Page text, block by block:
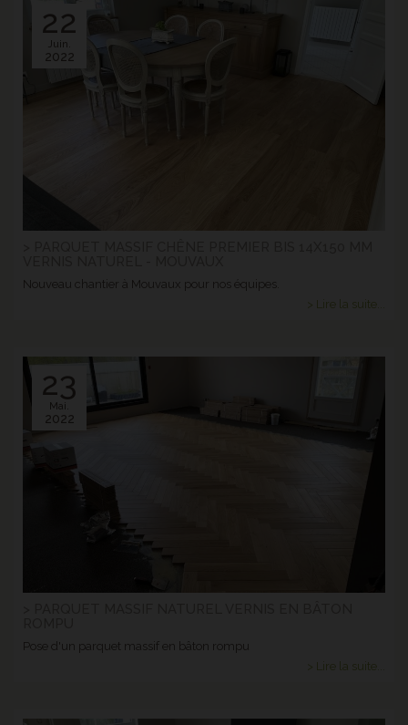
22
Juin.
2022
Nouveau chantier à Mouvaux pour nos équipes.
> Lire la suite...
23
Mai.
2022
Pose d'un parquet massif en bâton rompu
> Lire la suite...